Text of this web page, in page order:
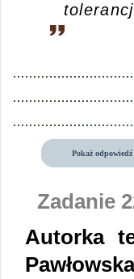
Pokaż odpowiedź
Zadanie
Autorka